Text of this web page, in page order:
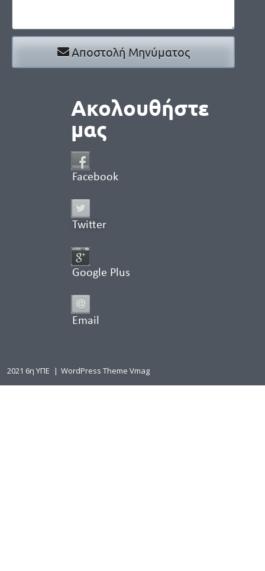
Αποστολή Μηνύματος
Ακολουθήστε
μας
Facebook
Twitter
Google Plus
Email
2021 6η ΥΠΕ | WordPress Theme Vmag